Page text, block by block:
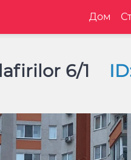
Дом
6/1